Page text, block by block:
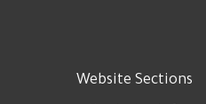
Website Sections